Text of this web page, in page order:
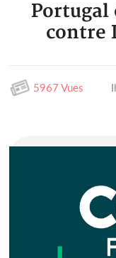
Portugal
contre
5967 Vues